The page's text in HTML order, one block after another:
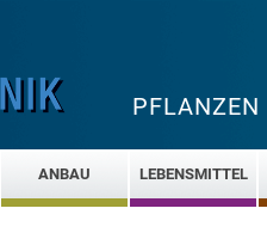
PFLANZEN
ANBAU LEBENSMITTEL